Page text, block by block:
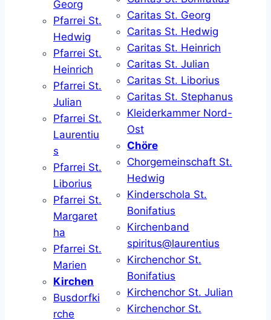
Georg
Pfarrei St.
Hedwig
Pfarrei St.
Heinrich
Pfarrei St.
Julian
Pfarrei St.
Laurentiu
s
Pfarrei St.
Liborius
Pfarrei St.
Margaret
ha
Pfarrei St.
Marien
Kirchen
Busdorfki
rche
Caritas St. Georg
Caritas St. Hedwig
Caritas St. Heinrich
Caritas St. Julian
Caritas St. Liborius
Caritas St. Stephanus
Kleiderkammer Nord-
Ost
Chöre
Chorgemeinschaft St.
Hedwig
Kinderschola St.
Bonifatius
Kirchenband
spiritus@laurentius
Kirchenchor St.
Bonifatius
Kirchenchor St. Julian
Kirchenchor St.